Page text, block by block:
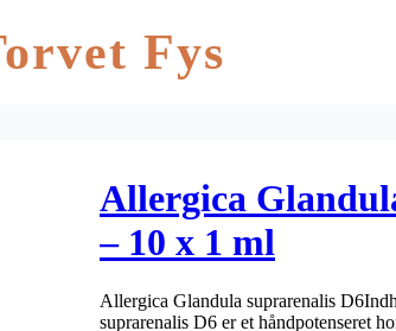
Fys
Allergica
– 10 x 1 ml
Allergica Glandula suprarenalis
suprarenalis D6 er et håndpotenseret